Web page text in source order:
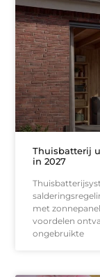
Thuisbatterij
in 2027
met
voordelen
ongebruikte